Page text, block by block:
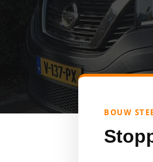
BOUW